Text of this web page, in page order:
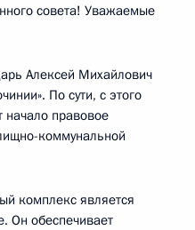
совета! Уважаемые
Алексей Михайлович
По сути, с этого
начало правовое
коммунальной
комплекс является
Он обеспечивает